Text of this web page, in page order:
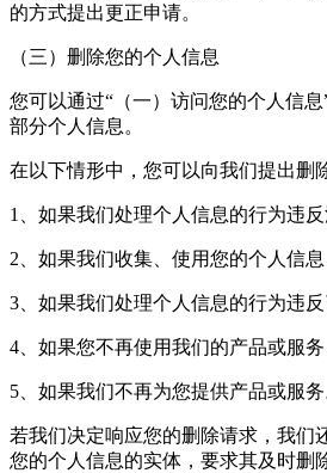
的方式提出更正申请。
（三）删除您的个人信息
您可以通过“（一）访问您的个人信
部分个人信息。
在以下情形中，您可以向我们提出删
1、如果我们处理个人信息的行为违反
2、如果我们收集、使用您的个人信
3、如果我们处理个人信息的行为违反
4、如果您不再使用我们的产品或服务
5、如果我们不再为您提供产品或服务
若我们决定响应您的删除请求，我们
您的个人信息的实体，要求其及时删